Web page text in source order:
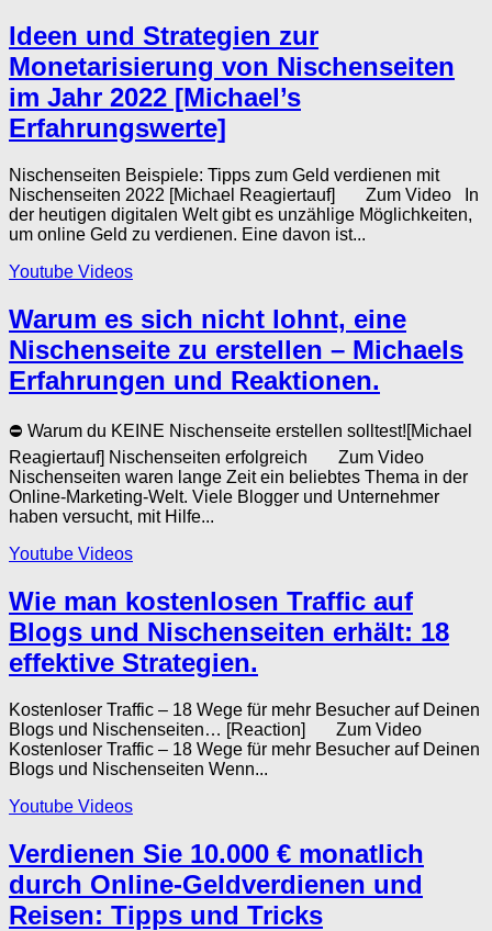
Ideen und Strategien zur
Monetarisierung von Nischenseiten
im Jahr 2022 [Michael’s
Erfahrungswerte]
Nischenseiten Beispiele: Tipps zum Geld verdienen mit
Nischenseiten 2022 [Michael Reagiertauf] Zum Video In
der heutigen digitalen Welt gibt es unzählige Möglichkeiten,
um online Geld zu verdienen. Eine davon ist...
Youtube Videos
Warum es sich nicht lohnt, eine
Nischenseite zu erstellen – Michaels
Erfahrungen und Reaktionen.
⛔️ Warum du KEINE Nischenseite erstellen solltest![Michael
Reagiertauf] Nischenseiten erfolgreich Zum Video
Nischenseiten waren lange Zeit ein beliebtes Thema in der
Online-Marketing-Welt. Viele Blogger und Unternehmer
haben versucht, mit Hilfe...
Youtube Videos
Wie man kostenlosen Traffic auf
Blogs und Nischenseiten erhält: 18
effektive Strategien.
Kostenloser Traffic – 18 Wege für mehr Besucher auf Deinen
Blogs und Nischenseiten… [Reaction] Zum Video
Kostenloser Traffic – 18 Wege für mehr Besucher auf Deinen
Blogs und Nischenseiten Wenn...
Youtube Videos
Verdienen Sie 10.000 € monatlich
durch Online-Geldverdienen und
Reisen: Tipps und Tricks